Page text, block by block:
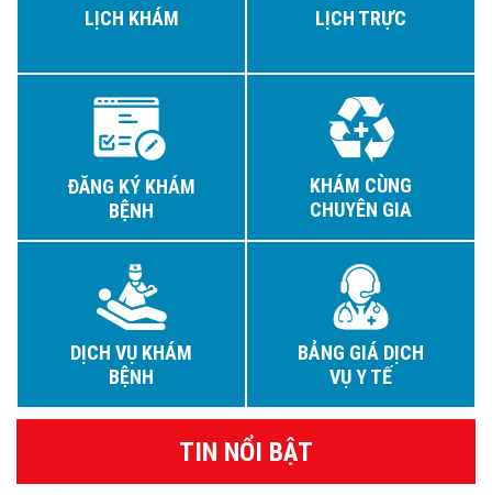
LỊCH KHÁM LỊCH TRỰC
ĐĂNG KÝ KHÁM
BỆNH
KHÁM CÙNG
CHUYÊN GIA
DỊCH VỤ KHÁM
BỆNH
BẢNG GIÁ DỊCH
VỤ Y TẾ
TIN NỔI BẬT